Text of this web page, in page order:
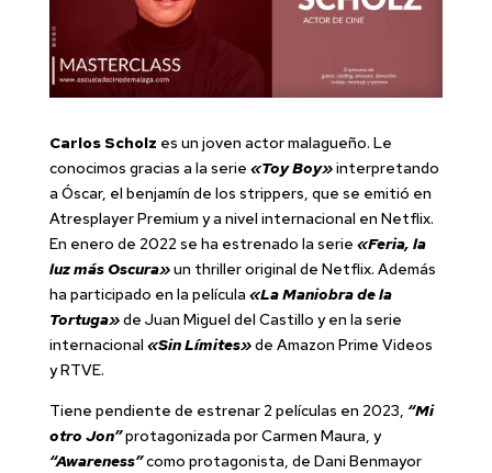
Carlos Scholz es un joven actor malagueño. Le
conocimos gracias a la serie «Toy Boy»interpretando
a Óscar, el benjamín de los strippers, que se emitió en
Atresplayer Premium y a nivel internacional en Netflix.
En enero de 2022 se ha estrenado la serie «Feria, la
luz más Oscura»un thriller original de Netflix. Además
ha participado en la película «La Maniobra de la
Tortuga»de Juan Miguel del Castillo y en la serie
internacional «Sin Límites»de Amazon Prime Videos
y RTVE.
Tiene pendiente de estrenar 2 películas en 2023, “Mi
otro Jon”protagonizada por Carmen Maura, y
“Awareness”como protagonista, de Dani Benmayor